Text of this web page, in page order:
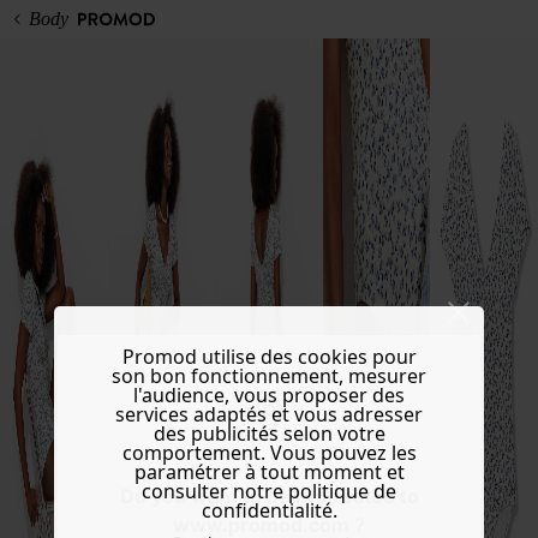
Do you want to be redirected to
www.promod.com ?
Body
Promod utilise des cookies pour
son bon fonctionnement, mesurer
l'audience, vous proposer des
services adaptés et vous adresser
des publicités selon votre
comportement. Vous pouvez les
paramétrer à tout moment et
consulter notre politique de
confidentialité.